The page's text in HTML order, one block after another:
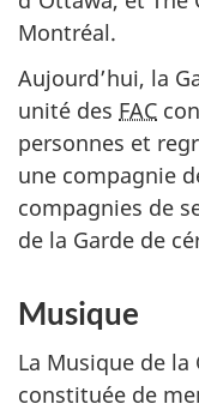
Montréal.
Aujourd’hui, la
unité des FAC
personnes et
une compagnie
compagnies de
de la Garde de
Musique
La Musique de
constituée de